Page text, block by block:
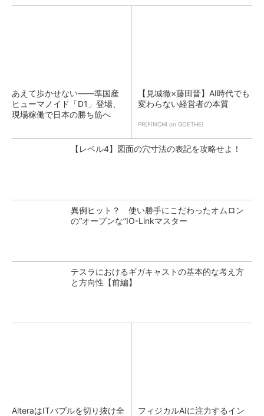
あえて歩かせない――準国産
ヒューマノイド「D1」登場、
現場稼働で日本の勝ち筋へ
【見城徹×藤田晋】AI時代でも
変わらない経営者の本質
PR(FINCHI on GOETHE)
【レベル4】図面の穴寸法の表記を攻略せよ！
異例ヒット？ 使い勝手にこだわったオムロン
の“オープンな”IO-Linkマスター
テスラにおけるギガキャストの基本的な考え方
と方向性【前編】
AlteraはITバブルを切り抜け全
フィジカルAIに注力するイン